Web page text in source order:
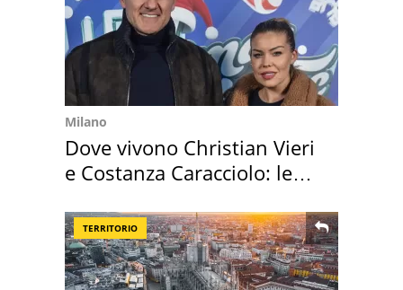
Milano
Dove vivono Christian Vieri
e Costanza Caracciolo: le
TERRITORIO